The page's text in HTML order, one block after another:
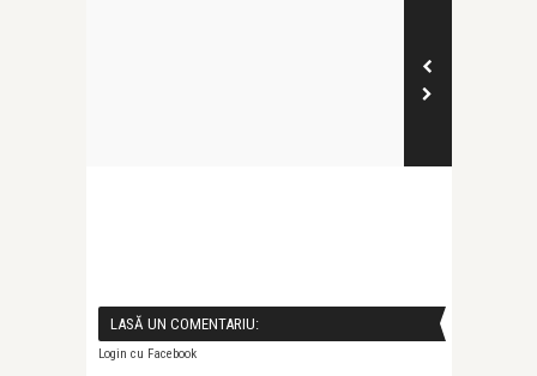
LASĂ UN COMENTARIU:
Login cu Facebook